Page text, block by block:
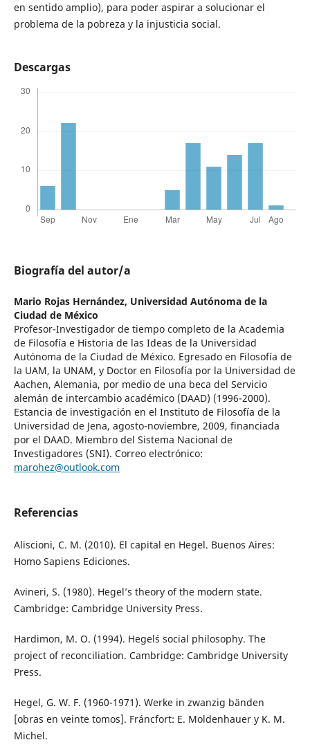
en sentido amplio), para poder aspirar a solucionar el
problema de la pobreza y la injusticia social.
Descargas
Biografía del autor/a
Mario Rojas Hernández, Universidad Autónoma de la
Ciudad de México
Profesor-Investigador de tiempo completo de la Academia
de Filosofía e Historia de las Ideas de la Universidad
Autónoma de la Ciudad de México. Egresado en Filosofía de
la UAM, la UNAM, y Doctor en Filosofía por la Universidad de
Aachen, Alemania, por medio de una beca del Servicio
alemán de intercambio académico (DAAD) (1996-2000).
Estancia de investigación en el Instituto de Filosofía de la
Universidad de Jena, agosto-noviembre, 2009, financiada
por el DAAD. Miembro del Sistema Nacional de
Investigadores (SNI). Correo electrónico:
marohez@outlook.com
Referencias
Aliscioni, C. M. (2010). El capital en Hegel. Buenos Aires:
Homo Sapiens Ediciones.
Avineri, S. (1980). Hegel’s theory of the modern state.
Cambridge: Cambridge University Press.
Hardimon, M. O. (1994). Hegel´s social philosophy. The
project of reconciliation. Cambridge: Cambridge University
Press.
Hegel, G. W. F. (1960-1971). Werke in zwanzig bänden
[obras en veinte tomos]. Fráncfort: E. Moldenhauer y K. M.
Michel.